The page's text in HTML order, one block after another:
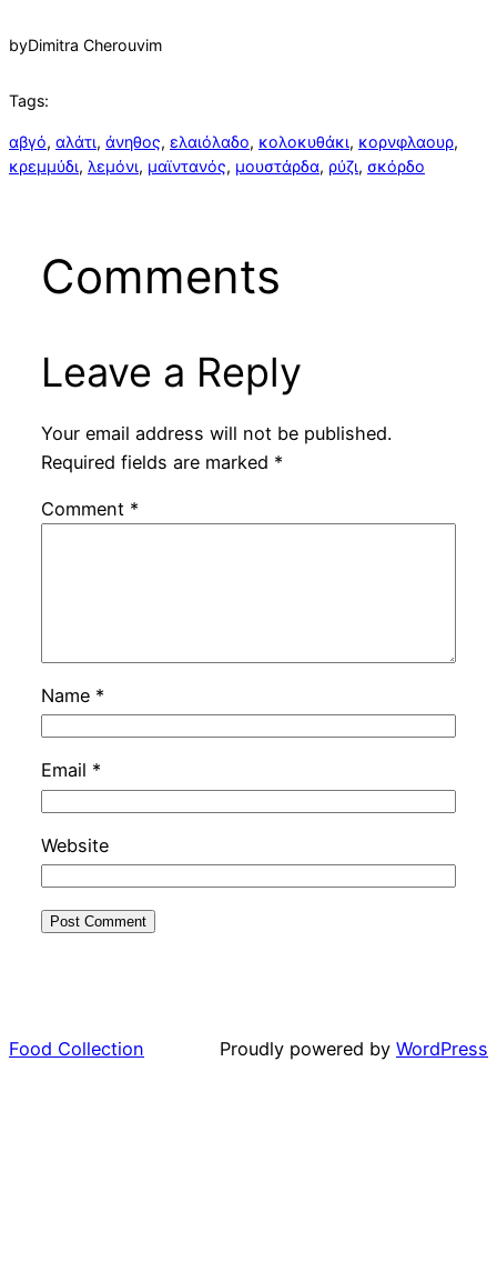
byDimitra Cherouvim
Tags:
αβγό, αλάτι, άνηθος, ελαιόλαδο, κολοκυθάκι, κορνφλαουρ
κρεμμύδι, λεμόνι, μαϊντανός, μουστάρδα, ρύζι, σκόρδο
Comments
Leave a Reply
Your email address will not be published.
Required fields are marked *
Comment *
Name *
Email *
Website
Food Collection Proudly powered by WordPress